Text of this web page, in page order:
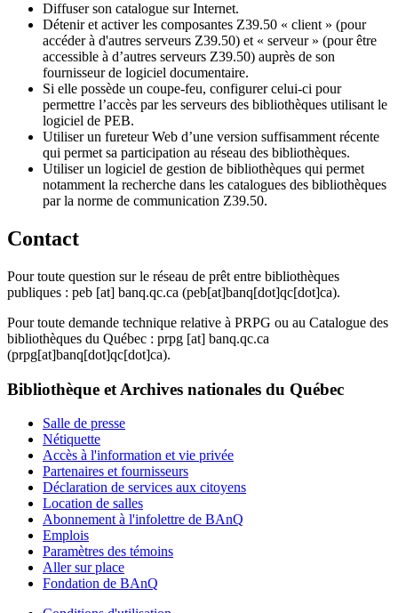
Diffuser son catalogue sur Internet.
Détenir et activer les composantes Z39.50 « client » (pour
accéder à d'autres serveurs Z39.50) et « serveur » (pour être
accessible à d’autres serveurs Z39.50) auprès de son
fournisseur de logiciel documentaire.
Si elle possède un coupe-feu, configurer celui-ci pour
permettre l’accès par les serveurs des bibliothèques utilisant le
logiciel de PEB.
Utiliser un fureteur Web d’une version suffisamment récente
qui permet sa participation au réseau des bibliothèques.
Utiliser un logiciel de gestion de bibliothèques qui permet
notamment la recherche dans les catalogues des bibliothèques
par la norme de communication Z39.50.
Contact
Pour toute question sur le réseau de prêt entre bibliothèques
publiques : peb [at] banq.qc.ca (peb[at]banq[dot]qc[dot]ca).
Pour toute demande technique relative à PRPG ou au Catalogue des
bibliothèques du Québec : prpg [at] banq.qc.ca
(prpg[at]banq[dot]qc[dot]ca).
Bibliothèque et Archives nationales du Québec
Salle de presse
Nétiquette
Accès à l'information et vie privée
Partenaires et fournisseurs
Déclaration de services aux citoyens
Location de salles
Abonnement à l'infolettre de BAnQ
Emplois
Paramètres des témoins
Aller sur place
Fondation de BAnQ